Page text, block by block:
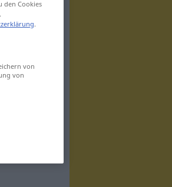
den Cookies
.
von
von